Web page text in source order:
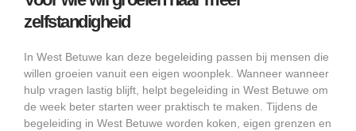
zelfstandigheid
In West Betuwe kan deze begeleiding passen bij mensen die
willen groeien vanuit een eigen woonplek. Wanneer wanneer
hulp vragen lastig blijft, helpt begeleiding in West Betuwe om
de week beter starten weer praktisch te maken. Tijdens de
begeleiding in West Betuwe worden koken, eigen grenzen en